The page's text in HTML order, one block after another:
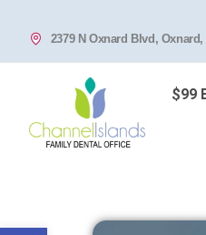
2379 N Oxnard Blvd,
$99